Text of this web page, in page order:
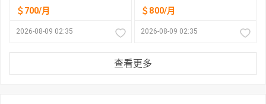
＄700/月
2026-08-09 02:35
＄800/月
2026-08-09 02:35
查看更多